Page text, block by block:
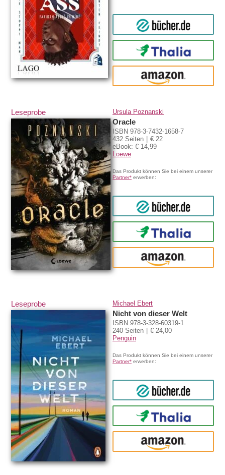
bücher.de
Thalia
amazon
Leseprobe Ursula Poznanski
Oracle
ISBN 978-3-7432-1658-7
432 Seiten
€ 22
eBook: € 14,99
Loewe
Das Produkt können Sie bei einem unserer
Partner* erwerben:
bücher.de
Thalia
amazon
Leseprobe Michael Ebert
Nicht von dieser Welt
ISBN 978-3-328-60319-1
240 Seiten
€ 24,00
Penguin
Das Produkt können Sie bei einem unserer
Partner* erwerben:
bücher.de
Thalia
amazon